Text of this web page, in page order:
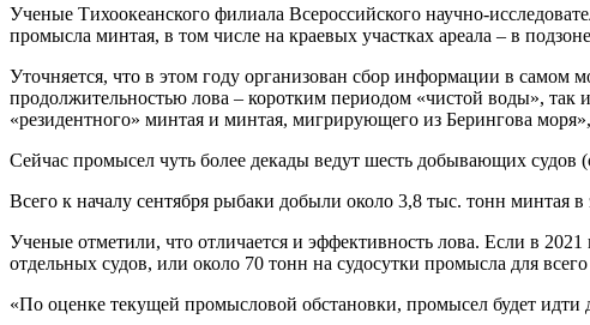
Ученые Тихоокеанского филиала Всероссийского научно-
промысла минтая, в том числе на краевых участках ареала – в
Уточняется, что в этом году организован сбор информации в самом
продолжительностью лова – коротким периодом «чистой воды»,
«резидентного» минтая и минтая, мигрирующего из Берингова
Сейчас промысел чуть более декады ведут шесть добывающих судов
Всего к началу сентября рыбаки добыли около 3,8 тыс. тонн
Ученые отметили, что отличается и эффективность лова. Если в
отдельных судов, или около 70 тонн на судосутки промысла для
«По оценке текущей промысловой обстановки, промысел будет